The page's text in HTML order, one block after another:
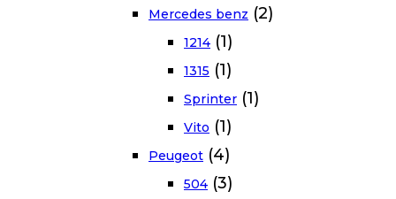
Mercedes benz (2)
1214 (1)
1315 (1)
Sprinter (1)
Vito (1)
Peugeot (4)
504 (3)